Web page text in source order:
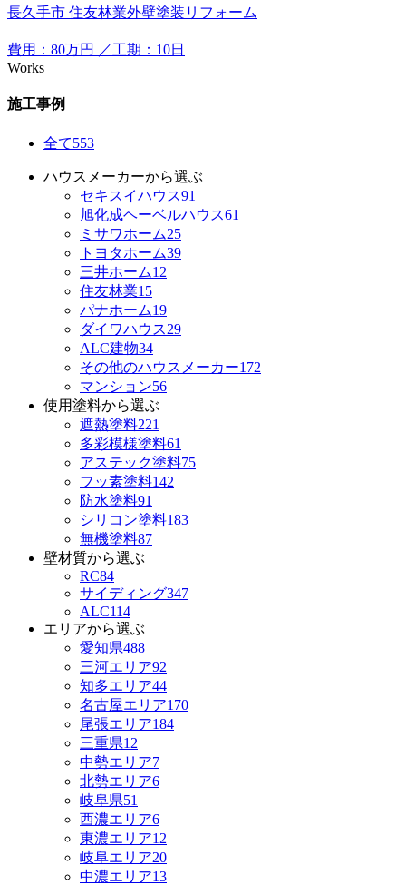
長久手市 住友林業外壁塗装リフォーム
費用： 80万円 ／工期：10日
Works
施工事例
全て553
ハウスメーカーから選ぶ
セキスイハウス91
旭化成ヘーベルハウス61
ミサワホーム25
トヨタホーム39
三井ホーム12
住友林業15
パナホーム19
ダイワハウス29
ALC建物34
その他のハウスメーカー172
マンション56
使用塗料から選ぶ
遮熱塗料221
多彩模様塗料61
アステック塗料75
フッ素塗料142
防水塗料91
シリコン塗料183
無機塗料87
壁材質から選ぶ
RC84
サイディング347
ALC114
エリアから選ぶ
愛知県488
三河エリア92
知多エリア44
名古屋エリア170
尾張エリア184
三重県12
中勢エリア7
北勢エリア6
岐阜県51
西濃エリア6
東濃エリア12
岐阜エリア20
中濃エリア13